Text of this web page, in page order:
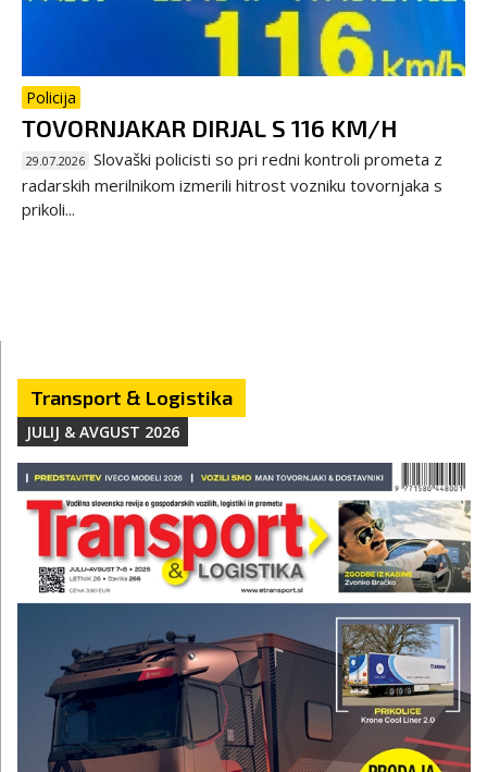
Policija
TOVORNJAKAR DIRJAL S 116 KM/H
29.07.2026 Slovaški policisti so pri redni kontroli prometa z
radarskih merilnikom izmerili hitrost vozniku tovornjaka s
prikoli...
Transport & Logistika
JULIJ & AVGUST 2026